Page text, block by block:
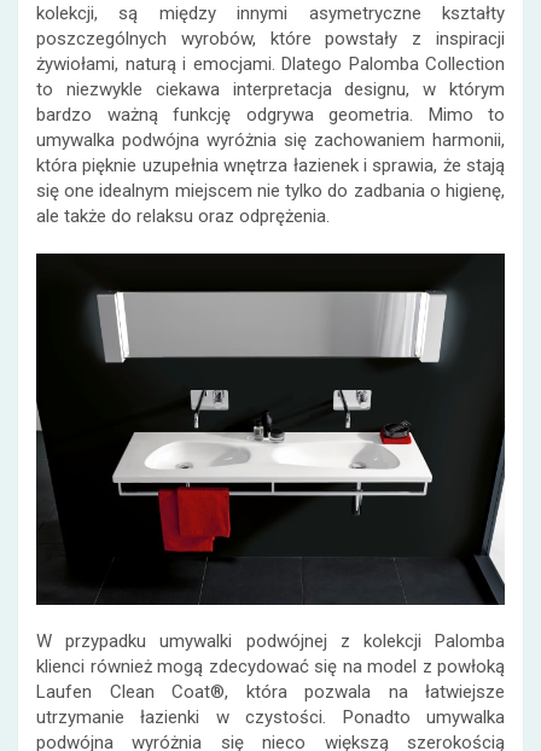
kolekcji, są między innymi asymetryczne kształty
poszczególnych wyrobów, które powstały z inspiracji
żywiołami, naturą i emocjami. Dlatego Palomba Collection
to niezwykle ciekawa interpretacja designu, w którym
bardzo ważną funkcję odgrywa geometria. Mimo to
umywalka podwójna wyróżnia się zachowaniem harmonii,
która pięknie uzupełnia wnętrza łazienek i sprawia, że stają
się one idealnym miejscem nie tylko do zadbania o higienę,
ale także do relaksu oraz odprężenia.
W przypadku umywalki podwójnej z kolekcji Palomba
klienci również mogą zdecydować się na model z powłoką
Laufen Clean Coat®, która pozwala na łatwiejsze
utrzymanie łazienki w czystości. Ponadto umywalka
podwójna wyróżnia się nieco większą szerokością